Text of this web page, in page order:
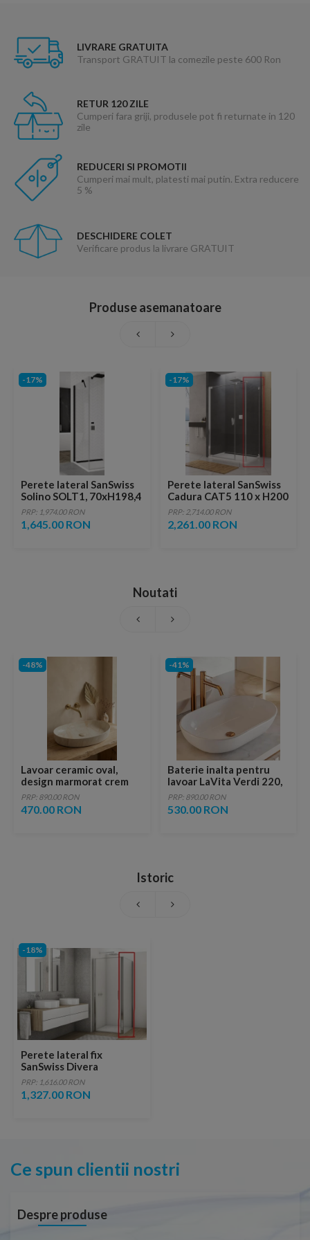
LIVRARE GRATUITA
Transport GRATUIT la comezile peste 600 Ron
RETUR 120 ZILE
Cumperi fara griji, produsele pot fi returnate in 120
zile
REDUCERI SI PROMOTII
Cumperi mai mult, platesti mai putin. Extra reducere
5 %
DESCHIDERE COLET
Verificare produs la livrare GRATUIT
Produse asemanatoare
-17%
Perete lateral SanSwiss
Solino SOLT1, 70xH198,4
cm profil negru-mat
PRP: 1,974.00 RON
1,645.00 RON
-17%
Perete lateral SanSwiss
Cadura CAT5 110 x H200
cm
PRP: 2,714.00 RON
2,261.00 RON
Noutati
-48%
Lavoar ceramic oval,
design marmorat crem
lucios cu vene aurii,
ventil inclus
PRP: 890.00 RON
470.00 RON
-41%
Baterie inalta pentru
lavoar LaVita Verdi 220,
fara ventil, brushed
copper
PRP: 890.00 RON
530.00 RON
Istoric
-18%
Perete lateral fix
SanSwiss Divera
140xH200 cm
PRP: 1,616.00 RON
1,327.00 RON
Ce spun clientii nostri
Despre produse